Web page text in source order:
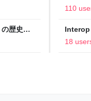
の自分
110
歴史に
Interop
への取
18